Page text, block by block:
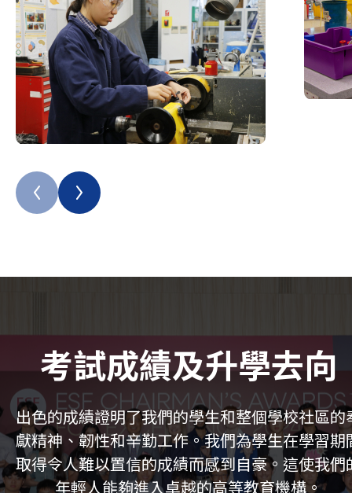
考試成績及升學去向
出色的成績證明了我們的學生和整個學校社區的
獻精神、韌性和辛勤工作。我們為學生在學習期
取得令人難以置信的成績而感到自豪。這使我們
年輕人能夠進入卓越的高等教育機構。